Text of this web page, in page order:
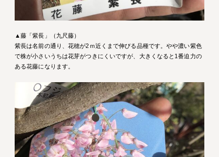
▲藤「紫長」（九尺藤）
紫長は名前の通り、花穂が2ｍ近くまで伸びる品種です。やや濃い紫色
で株が小さいうちは花芽がつきにくいですが、大きくなると1番迫力の
ある花藤になります。